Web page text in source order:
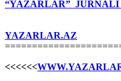
“YAZARLAR” JURNALI
YAZARLAR.AZ
<<<<<<